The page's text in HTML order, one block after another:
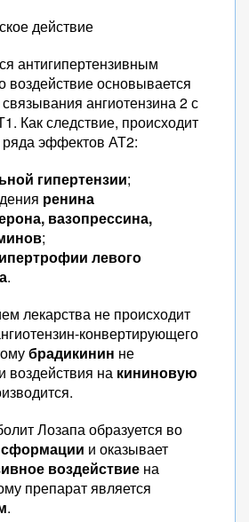
действие
антигипертензивным
воздействие основывается
ангиотензина 2 с
Как следствие, происходит
эффектов АТ2:
гипертензии;
ренина
вазопрессина,
;
левого
.
лекарства не происходит
конвертирующего
брадикинин не
воздействия на кининовую
Лозапа образуется во
и оказывает
воздействие на
препарат является
.